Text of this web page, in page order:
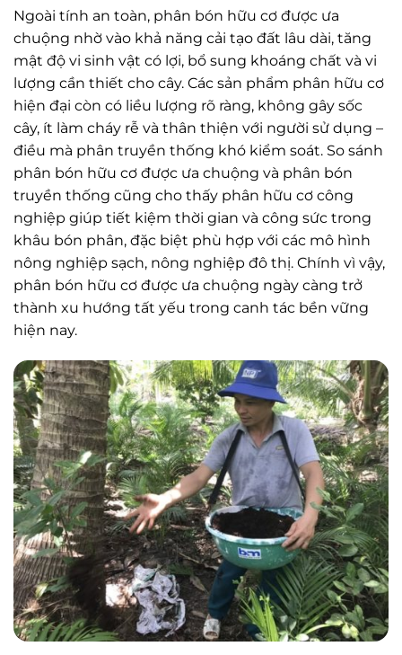
Ngoài tính an toàn, phân bón hữu cơ được ưa
chuộng nhờ vào khả năng cải tạo đất lâu dài, tăng
mật độ vi sinh vật có lợi, bổ sung khoáng chất và vi
lượng cần thiết cho cây. Các sản phẩm phân hữu cơ
hiện đại còn có liều lượng rõ ràng, không gây sốc
cây, ít làm cháy rễ và thân thiện với người sử dụng –
điều mà phân truyền thống khó kiểm soát. So sánh
phân bón hữu cơ được ưa chuộng và phân bón
truyền thống cũng cho thấy phân hữu cơ công
nghiệp giúp tiết kiệm thời gian và công sức trong
khâu bón phân, đặc biệt phù hợp với các mô hình
nông nghiệp sạch, nông nghiệp đô thị. Chính vì vậy,
phân bón hữu cơ được ưa chuộng ngày càng trở
thành xu hướng tất yếu trong canh tác bền vững
hiện nay.